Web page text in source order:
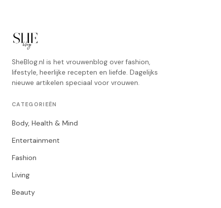
SheBlog.nl is het vrouwenblog over fashion,
lifestyle, heerlijke recepten en liefde. Dagelijks
nieuwe artikelen speciaal voor vrouwen.
CATEGORIEËN
Body, Health & Mind
Entertainment
Fashion
Living
Beauty